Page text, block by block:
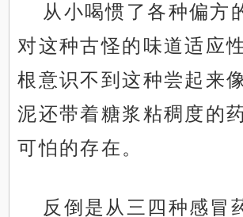
从小喝惯了各种偏方
对这种古怪的味道适应
根意识不到这种尝起来
泥还带着糖浆粘稠度的
可怕的存在。
反倒是从三四种感冒